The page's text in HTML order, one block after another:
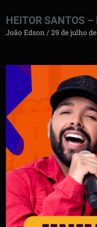
HEITOR SANTOS
João Edson 29 de julho